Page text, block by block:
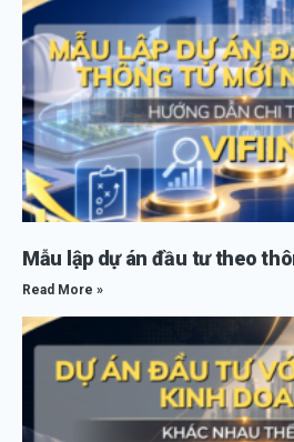
Mẫu lập dự án đầu tư theo
Read More »